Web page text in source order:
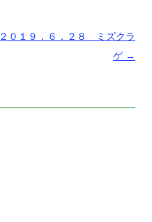
２０１９．６．２８ ミズクラ
ゲ →